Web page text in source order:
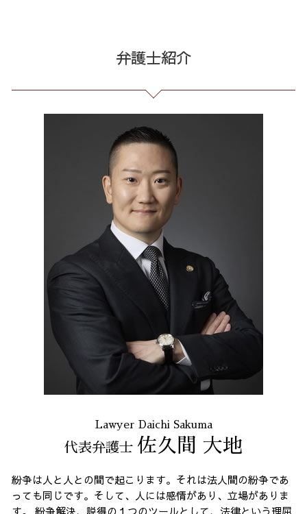
詐欺 被害者 返金
サクラ サイト 詐欺
振り込め 詐欺 警察
借金 自己破産 解決
債務整理 相談 流れ
自己破産 免責 不許可
破産 保証人
債務整理 和解 成立
個人再生 再生計画
不当解雇 労基
企業 法務 部
パワハラ 相談 解決
未払い 賃金
労務 トラブル
予防法務 とは
顧問 弁護士 メリット
セクハラ パワハラ
誹謗中傷 被害
誹謗中傷 罪
誹謗中傷 特定
ネット 誹謗中傷
誹謗中傷 SNS
爆サイ 誹謗中傷
労働問題 港区 相談
債務整理 港区 相談
リーガルチェック 全国 弁護士
過払い金請求 東京都 弁護士
個人再生 東京都 相談
任意整理 東京都 相談
架空請求 23区 相談
通販 詐欺 港区 弁護士
不当請求 23区 相談
不当請求 東京都 弁護士
企業法務 東京都 弁護士
任意整理 港区 相談
架空請求 港区 弁護士
契約書作成 東京都 相談
労働問題 全国 弁護士
マルチ商法 23区 相談
弁護士紹介
Lawyer Daichi Sakuma
代表弁護士 佐久間 大地
紛争は人と人との間で起こります。それは法人間の紛争であ
っても同じです。そして、人には感情があり、立場がありま
す。 紛争解決、説得の１つのツールとして、法律という理屈